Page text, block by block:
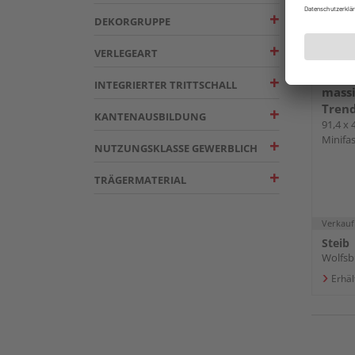
DEKORGRUPPE
VERLEGEART
INTEGRIERTER TRITTSCHALL
KANTENAUSBILDUNG
NUTZUNGSKLASSE GEWERBLICH
TRÄGERMATERIAL
91,4 x
Steib